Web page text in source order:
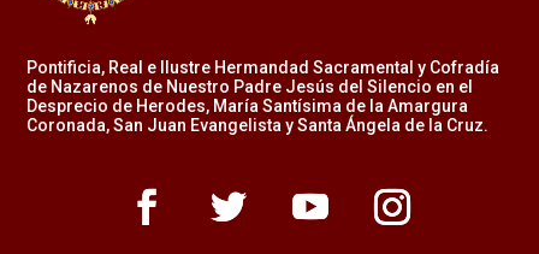
Pontificia, Real e Ilustre Hermandad Sacramental y Cofradía
de Nazarenos de Nuestro Padre Jesús del Silencio en el
Desprecio de Herodes, María Santísima de la Amargura
Coronada, San Juan Evangelista y Santa Ángela de la Cruz.